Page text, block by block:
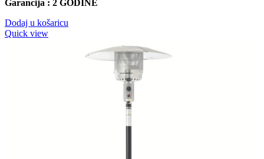
bila
209,90 KM.
je:
Garancija : 2 GODINE
Dodaj u košaricu
Quick view